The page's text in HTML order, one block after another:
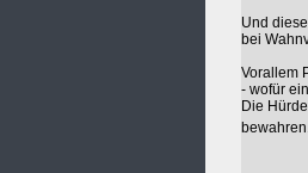
Und
bei
Vorallem
- wofür
Die